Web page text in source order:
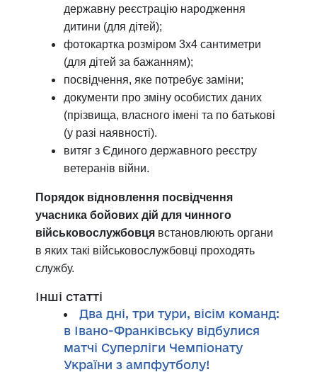
державну реєстрацію народження
дитини (для дітей);
фотокартка розміром 3х4 сантиметри
(для дітей за бажанням);
посвідчення, яке потребує заміни;
документи про зміну особистих даних
(прізвища, власного імені та по батькові
(у разі наявності).
витяг з Єдиного державного реєстру
ветеранів війни.
Порядок відновлення посвідчення
учасника бойових дій для чинного
військовослужбовця встановлюють органи
в яких такі військовослужбовці проходять
службу.
Інші статті
Два дні, три тури, вісім команд:
в Івано-Франківську відбулися
матчі Суперліги Чемпіонату
України з ампфутболу!